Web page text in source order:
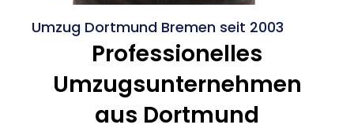
Umzug Dortmund Bremen seit 2003
Professionelles
Umzugsunternehmen
aus Dortmund